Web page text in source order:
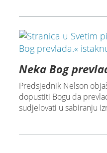
Neka Bog
Predsjednik Nelson
dopustiti Bogu da
sudjelovati u sabiranju